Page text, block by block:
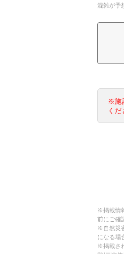
混雑が予
※施
くだ
※掲載情
前にご確
※自然災
になる場
※掲載さ